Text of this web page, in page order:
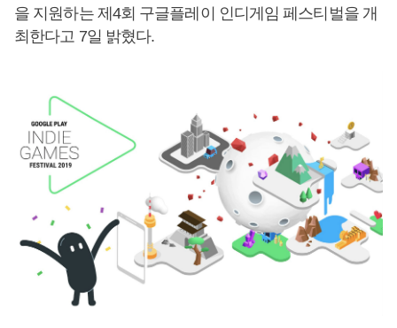
을 지원하는 제4회 구글플레이 인디게임 페스티벌을 개
최한다고 7일 밝혔다.